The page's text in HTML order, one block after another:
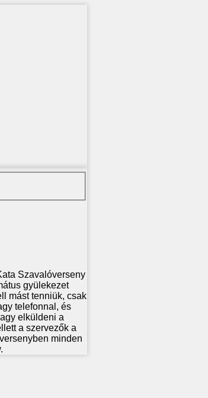
Szavalóverseny
gyülekezet
mást tenniük, csak
telefonnal, és
elküldeni a
a szervezők a
minden